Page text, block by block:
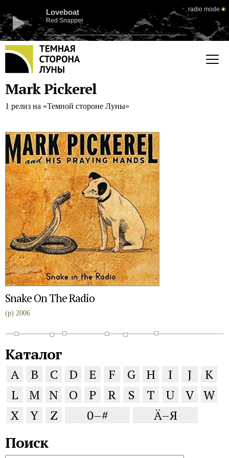
Loveboat
Red Snapper
radio mode
Mark Pickerel
1 релиз на «Темной стороне Луны»
Snake On The Radio
(p) 2006
Каталог
A B C D E F G H I J
K
L
M N O P R S T U V W
X
Y Z 0–# Ä–Я
Поиск